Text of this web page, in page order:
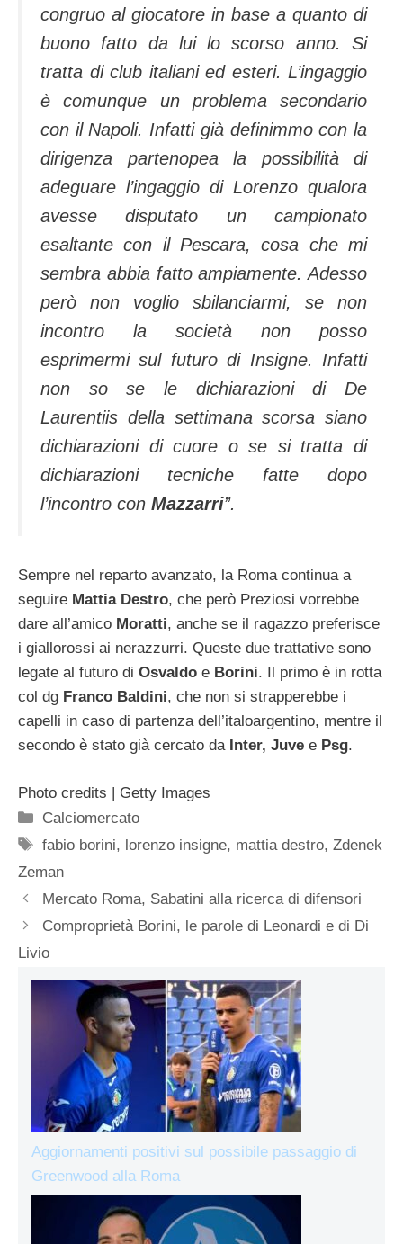
congruo al giocatore in base a quanto di
buono fatto da lui lo scorso anno. Si
tratta di club italiani ed esteri. L’ingaggio
è comunque un problema secondario
con il Napoli. Infatti già definimmo con la
dirigenza partenopea la possibilità di
adeguare l’ingaggio di Lorenzo qualora
avesse disputato un campionato
esaltante con il Pescara, cosa che mi
sembra abbia fatto ampiamente. Adesso
però non voglio sbilanciarmi, se non
incontro la società non posso
esprimermi sul futuro di Insigne. Infatti
non so se le dichiarazioni di De
Laurentiis della settimana scorsa siano
dichiarazioni di cuore o se si tratta di
dichiarazioni tecniche fatte dopo
l’incontro con Mazzarri”.
Sempre nel reparto avanzato, la Roma continua a
seguire Mattia Destro, che però Preziosi vorrebbe
dare all’amico Moratti, anche se il ragazzo preferisce
i giallorossi ai nerazzurri. Queste due trattative sono
legate al futuro di Osvaldo e Borini. Il primo è in rotta
col dg Franco Baldini, che non si strapperebbe i
capelli in caso di partenza dell’italoargentino, mentre il
secondo è stato già cercato da Inter, Juve e Psg.
Photo credits | Getty Images
Categorie
Calciomercato
Tag
fabio borini, lorenzo insigne, mattia destro,Zdenek
Zeman
Mercato Roma, Sabatini alla ricerca di difensori
Comproprietà Borini, le parole di Leonardi e di Di
Livio
Aggiornamenti positivi sul possibile passaggio di
Greenwood alla Roma